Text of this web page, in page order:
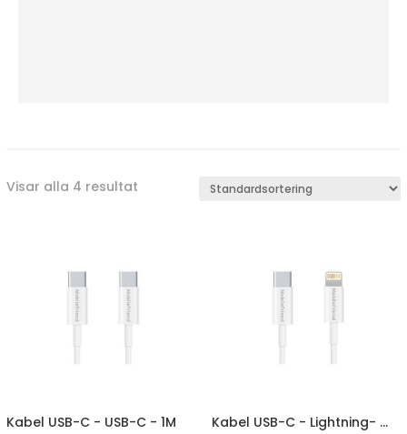
Visar alla 4 resultat
Kabel USB-C - USB-C - 1M
Kabel USB-C - Lightning- 1M